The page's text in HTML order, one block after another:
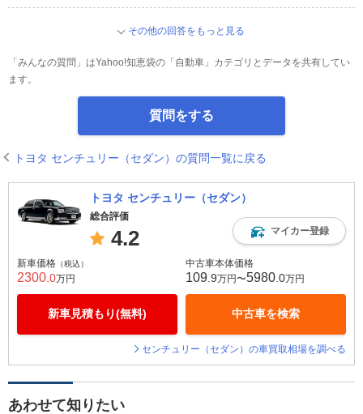
その他の回答をもっと見る
「みんなの質問」はYahoo!知恵袋の「自動車」カテゴリとデータを共有してい
ます。
質問をする
トヨタ センチュリー（セダン）の質問一覧に戻る
トヨタ センチュリー（セダン）
総合評価
4.2 マイカー登録
新車価格 （税込）
2300 .0万円
新車見積もり(無料)
中古車本体価格
109 .9万円〜5980 .0万円
中古車を検索
センチュリー（セダン）の車買取相場を調べる
あわせて知りたい